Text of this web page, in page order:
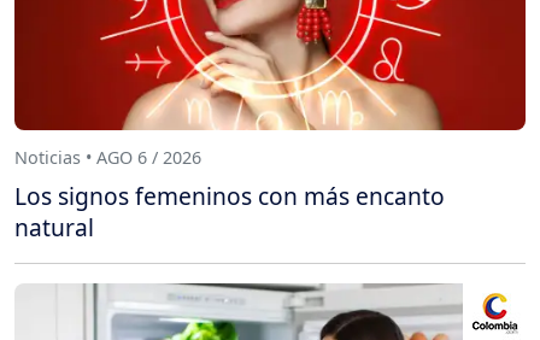
Noticias • AGO 6 / 2026
Los signos femeninos con más encanto
natural